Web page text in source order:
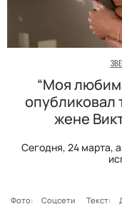
“Моя
опубликовал
жене
Сегодня, 24 марта,
Фото: Соцсети Текст: